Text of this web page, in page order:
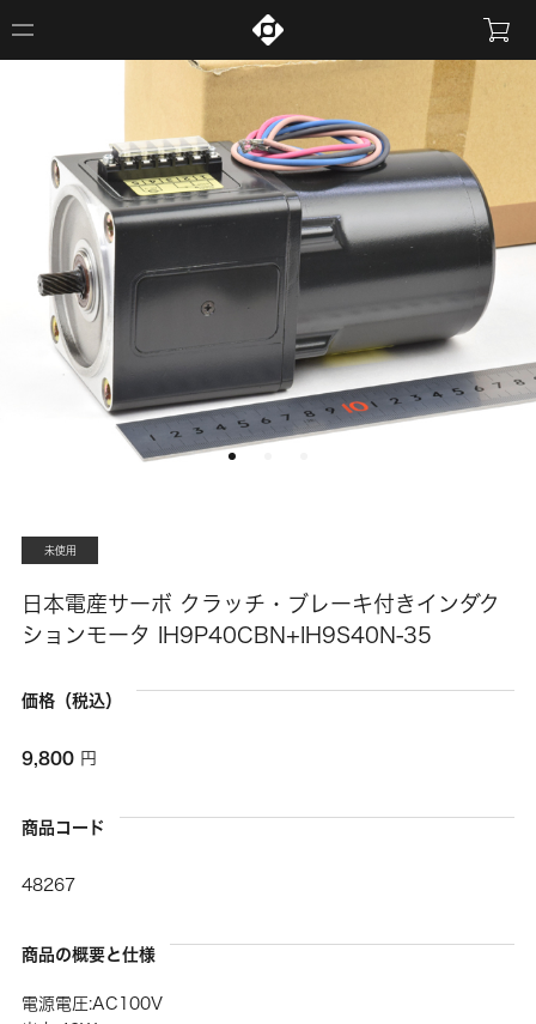
未使用
日本電産サーボ クラッチ・ブレーキ付きインダク
ションモータ IH9P40CBN+IH9S40N-35
価格（税込）
9,800 円
商品コード
48267
商品の概要と仕様
電源電圧:AC100V